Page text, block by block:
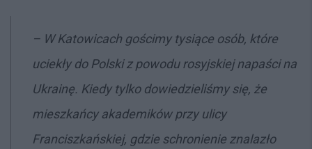
– W Katowicach gościmy tysiące osób, które
uciekły do Polski z powodu rosyjskiej napaści na
Ukrainę. Kiedy tylko dowiedzieliśmy się, że
mieszkańcy akademików przy ulicy
Franciszkańskiej, gdzie schronienie znalazło